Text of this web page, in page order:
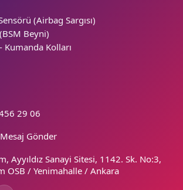
(Airbag Sargısı)
Beyni)
Kumanda Kolları
29 06
Mesaj Gönder
Ayyıldız Sanayi Sitesi, 1142. Sk. No:3,
OSB / Yenimahalle / Ankara